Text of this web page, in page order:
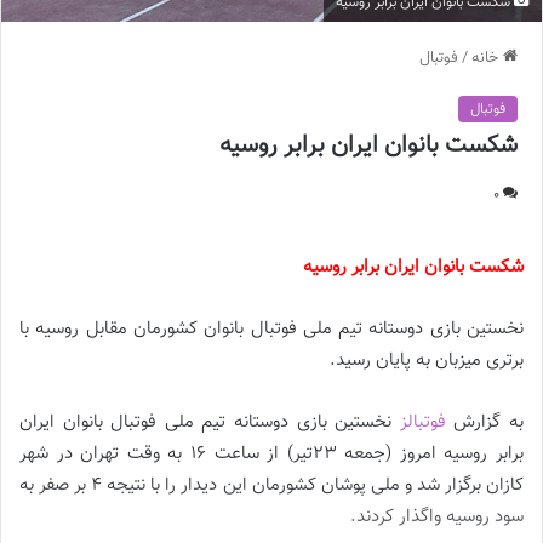
خانه/ فوتبال
فوتبال
شکست بانوان ایران برابر روسیه
0
شکست بانوان ایران برابر روسیه
نخستین بازی دوستانه تیم ملی فوتبال بانوان کشورمان مقابل روسیه با
برتری میزبان به پایان رسید.
به گزارش فوتبالز نخستین بازی دوستانه تیم ملی فوتبال بانوان ایران
برابر روسیه امروز (جمعه ۲۳تیر) از ساعت ۱۶ به وقت تهران در شهر
کازان برگزار شد و ملی پوشان کشورمان این دیدار را با نتیجه ۴ بر صفر به
سود روسیه واگذار کردند.